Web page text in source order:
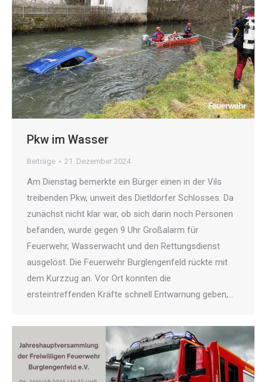
Pkw im Wasser
Beiträge 21. Dezember 2024
Am Dienstag bemerkte ein Bürger einen in der Vils
treibenden Pkw, unweit des Dietldorfer Schlosses. Da
zunächst nicht klar war, ob sich darin noch Personen
befanden, wurde gegen 9 Uhr Großalarm für
Feuerwehr, Wasserwacht und den Rettungsdienst
ausgelöst. Die Feuerwehr Burglengenfeld rückte mit
dem Kurzzug an. Vor Ort konnten die
ersteintreffenden Kräfte schnell Entwarnung geben,…